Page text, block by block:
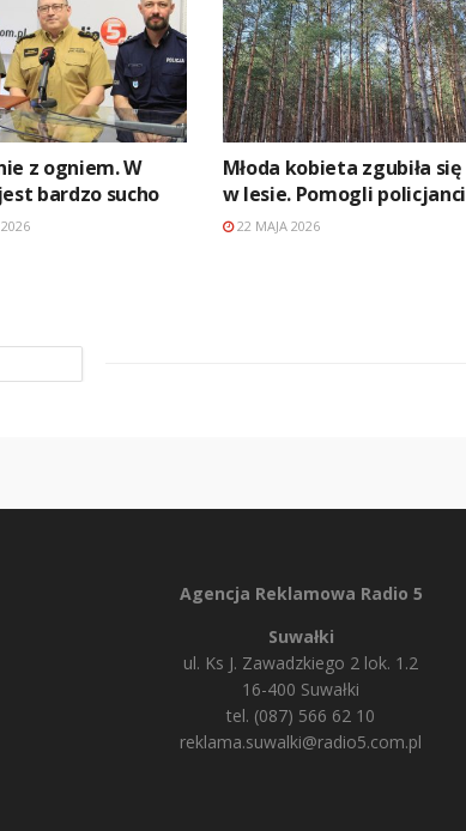
z ogniem. W
bardzo sucho
Młoda kobieta zgubiła się
w lesie. Pomogli policjanci
22 MAJA 2026
Agencja Reklamowa Radio 5
Suwałki
ul. Ks J. Zawadzkiego 2 lok. 1.2
16-400 Suwałki
tel. (087) 566 62 10
reklama.suwalki@radio5.com.pl